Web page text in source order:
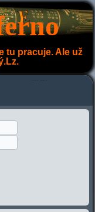
tu pracuje. Ale už